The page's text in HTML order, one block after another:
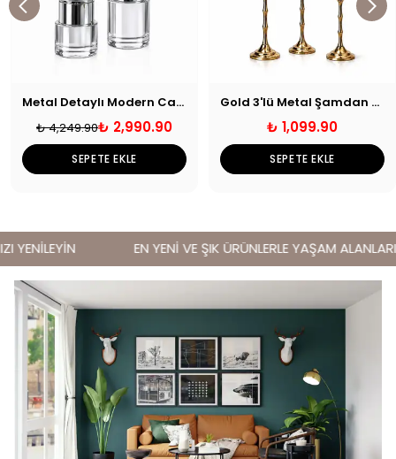
Metal Detaylı Modern Cam Mumluk Gümüş
₺ 4,249.90₺ 2,990.90
SEPETE EKLE
Gold 3'lü Metal Şamdan Seti
₺ 1,099.90
SEPETE EKLE
EN YENİ VE ŞIK ÜRÜNLERLE YAŞAM